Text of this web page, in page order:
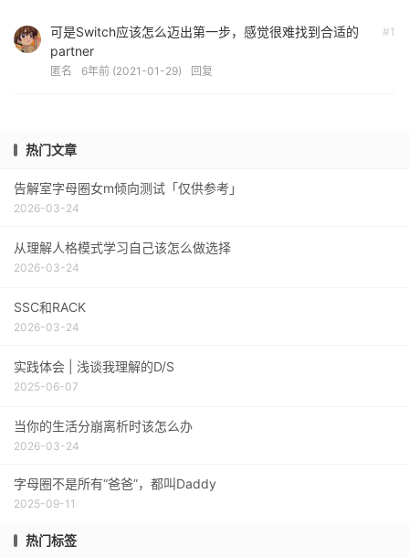
#1
可是Switch应该怎么迈出第一步，感觉很难找到合适的
partner
匿名 6年前 (2021-01-29) 回复
热门文章
告解室字母圈女m倾向测试「仅供参考」
2026-03-24
从理解人格模式学习自己该怎么做选择
2026-03-24
SSC和RACK
2026-03-24
实践体会 | 浅谈我理解的D/S
2025-06-07
当你的生活分崩离析时该怎么办
2026-03-24
字母圈不是所有“爸爸”，都叫Daddy
2025-09-11
热门标签